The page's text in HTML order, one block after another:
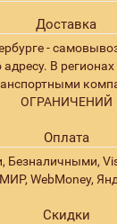
Доставка
-
В
ОГРАНИЧЕНИЙ
Оплата
Безналичными,
WebMoney,
Скидки